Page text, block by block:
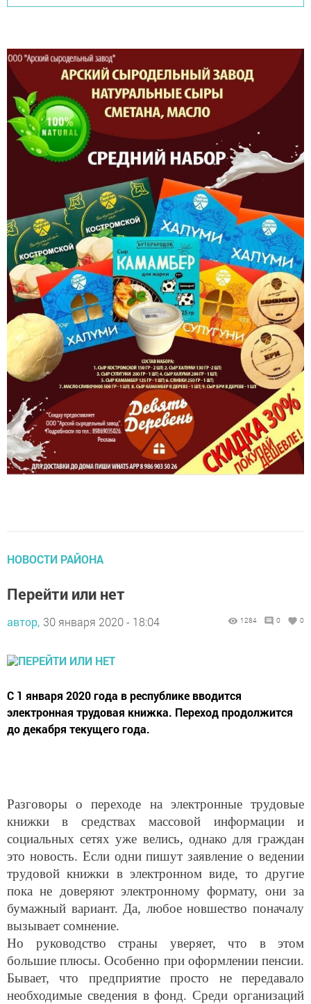
НОВОСТИ РАЙОНА
Перейти или нет
автор, 30 января 2020 - 18:04 1284 0 0
С 1 января 2020 года в республике вводится
электронная трудовая книжка. Переход продолжится
до декабря текущего года.
Разговоры о переходе на электронные трудовые
книжки в средствах массовой информации и
социальных сетях уже велись, однако для граждан
это новость. Если одни пишут заявление о ведении
трудовой книжки в электронном виде, то другие
пока не доверяют электронному формату, они за
бумажный вариант. Да, любое новшество поначалу
вызывает сомнение.
Но руководство страны уверяет, что в этом
большие плюсы. Особенно при оформлении пенсии.
Бывает, что предприятие просто не передавало
необходимые сведения в фонд. Среди организаций